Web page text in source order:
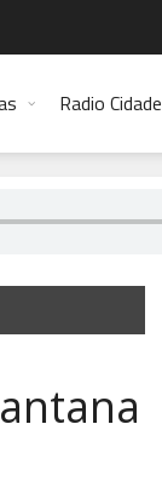
Radio Cidade